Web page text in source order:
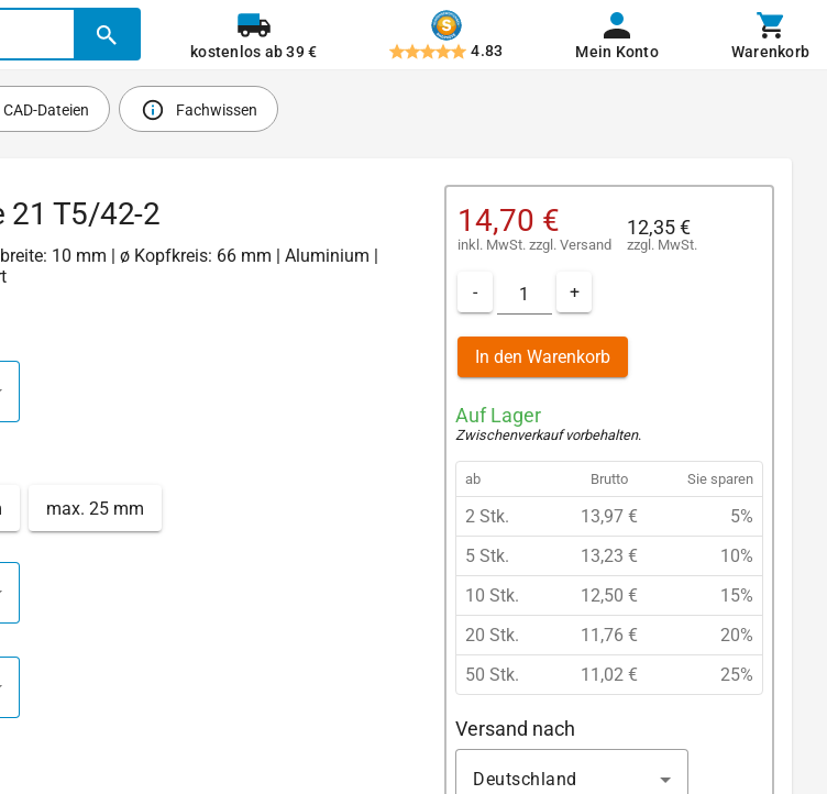
kostenlos ab 39 € 4.83 Mein Konto Warenkorb
CAD-Dateien Fachwissen
21 T5/42-2
10 mm | ø Kopfkreis: 66 mm | Aluminium |
max. 25 mm
14,70 €
inkl. MwSt. zzgl. Versand
12,35 €
zzgl. MwSt.
- +
In den Warenkorb
Auf Lager
Zwischenverkauf vorbehalten.
ab Brutto Sie sparen
2 Stk. 13,97 €
5%
5 Stk.
13,23 €
10%
10 Stk.
12,50 €
15%
20 Stk.
11,76 €
20%
50 Stk.
11,02 € 25%
Versand nach
Deutschland